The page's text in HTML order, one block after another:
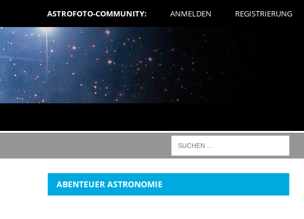
ASTROFOTO-COMMUNITY: ANMELDEN REGISTRIERUNG
ABENTEUER ASTRONOMIE